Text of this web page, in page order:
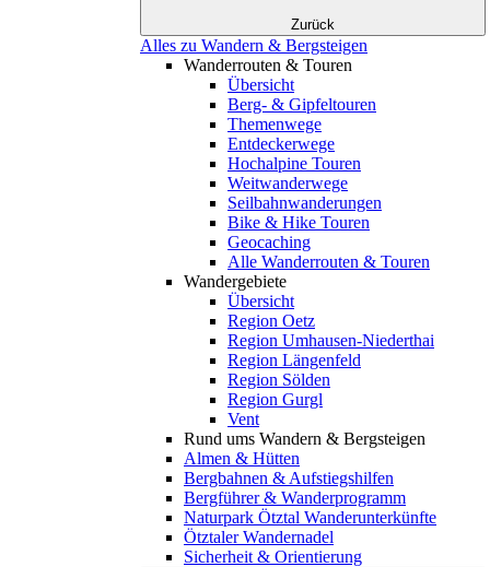
Zurück
Alles zu Wandern & Bergsteigen
Wanderrouten & Touren
Übersicht
Berg- & Gipfeltouren
Themenwege
Entdeckerwege
Hochalpine Touren
Weitwanderwege
Seilbahnwanderungen
Bike & Hike Touren
Geocaching
Alle Wanderrouten & Touren
Wandergebiete
Übersicht
Region Oetz
Region Umhausen-Niederthai
Region Längenfeld
Region Sölden
Region Gurgl
Vent
Rund ums Wandern & Bergsteigen
Almen & Hütten
Bergbahnen & Aufstiegshilfen
Bergführer & Wanderprogramm
Naturpark Ötztal Wanderunterkünfte
Ötztaler Wandernadel
Sicherheit & Orientierung